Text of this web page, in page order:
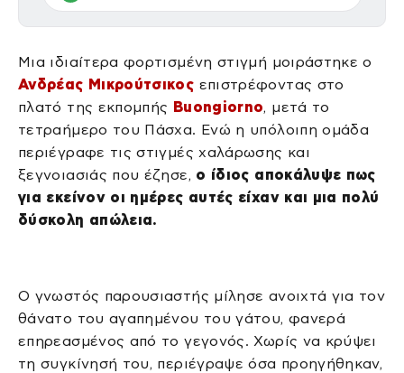
Μια ιδιαίτερα φορτισμένη στιγμή μοιράστηκε ο
Ανδρέας Μικρούτσικος επιστρέφοντας στο
πλατό της εκπομπής Buongiorno, μετά το
τετραήμερο του Πάσχα. Ενώ η υπόλοιπη ομάδα
περιέγραφε τις στιγμές χαλάρωσης και
ξεγνοιασιάς που έζησε, ο ίδιος αποκάλυψε πως
για εκείνον οι ημέρες αυτές είχαν και μια πολύ
δύσκολη απώλεια.
Ο γνωστός παρουσιαστής μίλησε ανοιχτά για τον
θάνατο του αγαπημένου του γάτου, φανερά
επηρεασμένος από το γεγονός. Χωρίς να κρύψει
τη συγκίνησή του, περιέγραψε όσα προηγήθηκαν,